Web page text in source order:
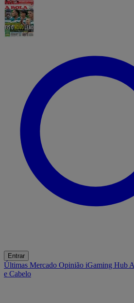
Entrar
Últimas Mercado Opinião iGaming Hub
e Cabelo